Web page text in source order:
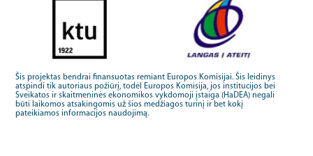
Šis projektas bendrai finansuotas remiant Europos Komisijai. Šis leidinys
atspindi tik autoriaus požiūrį, todėl Europos Komisija, jos institucijos bei
Sveikatos ir skaitmeninės ekonomikos vykdomoji įstaiga (HaDEA) negali
būti laikomos atsakingomis už šios medžiagos turinį ir bet kokį
pateikiamos informacijos naudojimą.